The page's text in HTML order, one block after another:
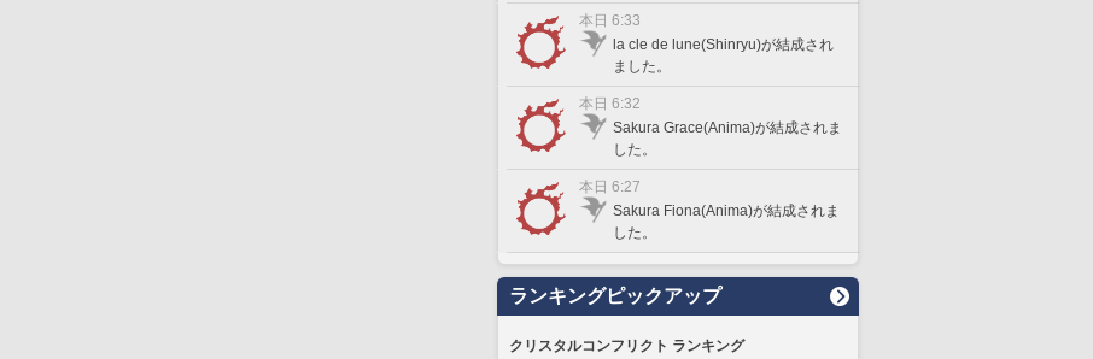
本日 6:33
la cle de lune(Shinryu)が結成され
ました。
本日 6:32
Sakura Grace(Anima)が結成されま
した。
本日 6:27
Sakura Fiona(Anima)が結成されま
した。
ランキングピックアップ
クリスタルコンフリクト ランキング